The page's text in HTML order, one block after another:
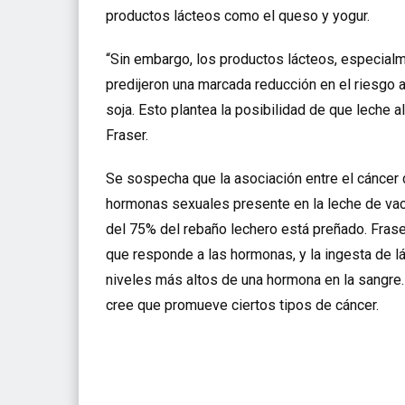
productos lácteos como el queso y yogur.
“Sin embargo, los productos lácteos,
predijeron una marcada reducción en el
soja. Esto plantea la posibilidad de que leche
Fraser.
Se sospecha que la asociación entre el
hormonas sexuales presente en la leche de
del 75% del rebaño lechero está preñado.
que responde a las hormonas, y la ingesta de
niveles más altos de una hormona en la
cree que promueve ciertos tipos de cáncer.